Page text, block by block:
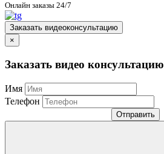
Онлайн заказы 24/7
Заказать видеоконсультацию
×
Заказать видео консультацию
Имя
Телефон
Отправить